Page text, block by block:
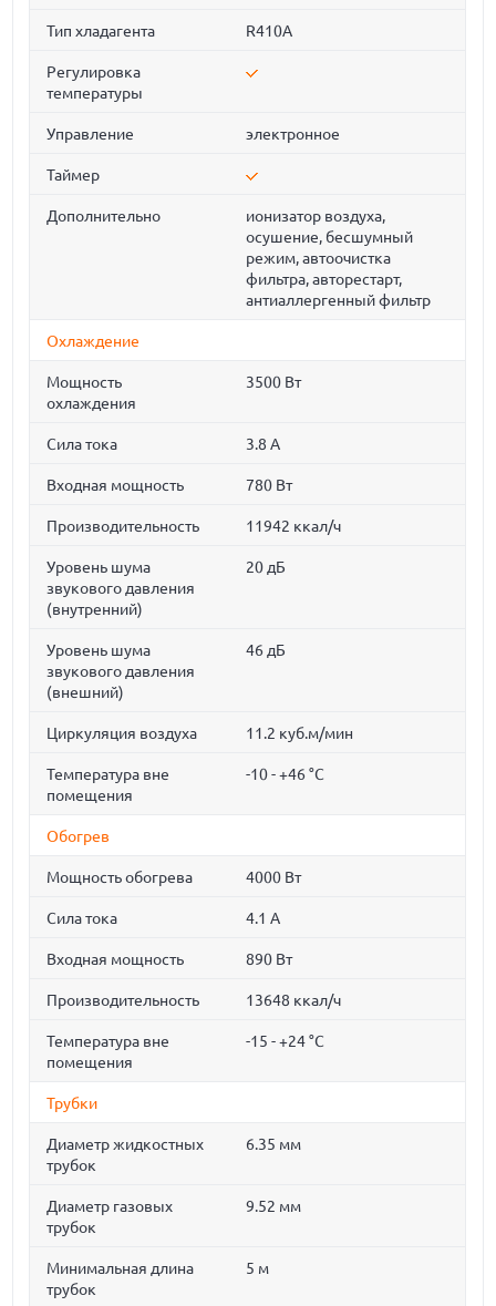
Тип хладагента R410A
Регулировка
температуры
Управление электронное
Таймер
Дополнительно
ионизатор воздуха,
осушение, бесшумный
режим, автоочистка
фильтра, авторестарт,
антиаллергенный фильтр
Охлаждение
Мощность
охлаждения
3500 Вт
Сила тока 3.8 A
Входная мощность 780 Вт
Производительность 11942 ккал/ч
Уровень шума
звукового давления
(внутренний)
20 дБ
Уровень шума
звукового давления
(внешний)
46 дБ
Циркуляция воздуха 11.2 куб.м/мин
Температура вне
помещения
-10 - +46 °C
Обогрев
Мощность обогрева 4000 Вт
Сила тока 4.1 А
Входная мощность 890 Вт
Производительность 13648 ккал/ч
Температура вне
помещения
-15 - +24 °C
Трубки
Диаметр жидкостных
трубок
6.35 мм
Диаметр газовых
трубок
9.52 мм
Минимальная длина
трубок
5 м